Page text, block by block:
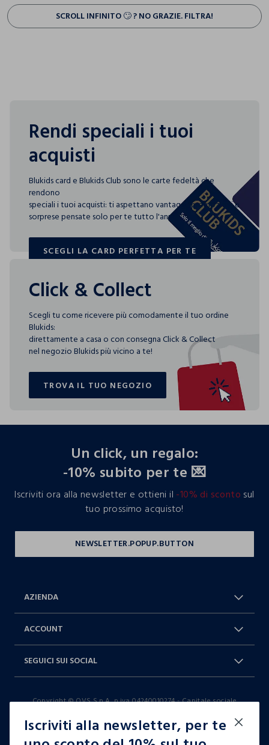
SCROLL INFINITO 🙄 ? NO GRAZIE. FILTRA!
Rendi speciali i tuoi
acquisti
Blukids card e Blukids Club sono le carte fedeltà che
rendono
speciali i tuoi acquisti: ti aspettano vantaggi, promozioni e
sorprese pensate solo per te tutto l'anno!
SCEGLI LA CARD PERFETTA PER TE
SCEGLI LA CARD PERFETTA PER TE
Click & Collect
Scegli tu come ricevere più comodamente il tuo ordine
Blukids:
direttamente a casa o con consegna Click & Collect
nel negozio Blukids più vicino a te!
TROVA IL TUO NEGOZIO
TROVA IL TUO NEGOZIO
Iscriviti alla newsletter, per te
Un click, un regalo:
-10% subito per te 💌
Iscriviti ora alla newsletter e ottieni il -10% di sconto sul
tuo prossimo acquisto!
AZIENDA
Dichiarazione accessibilità
ACCOUNT
9-17)
SEGUICI SUI SOCIAL
TikTok
Copyright © OVS S.p.A, p.iva 04240010274 - Capitale sociale
it |italiano